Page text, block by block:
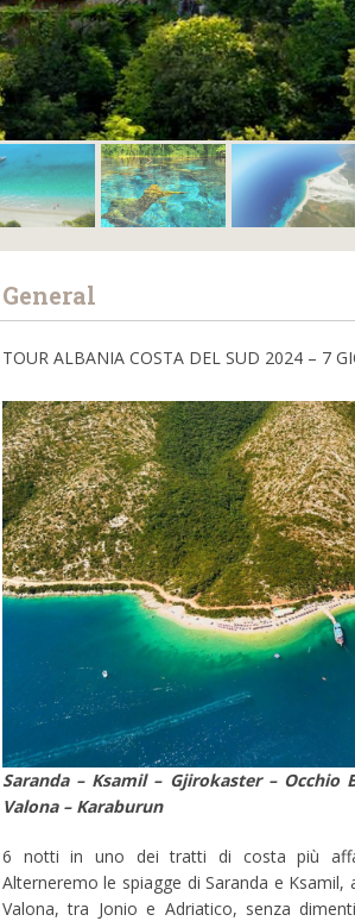
General
TOUR ALBANIA COSTA DEL SUD 2024 – 7
Saranda – Ksamil – Gjirokaster –
Valona – Karaburun
6 notti in uno dei tratti di costa più
Alterneremo le spiagge di Saranda e
Valona, tra Jonio e Adriatico, senza